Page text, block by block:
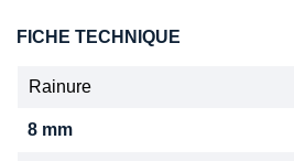
FICHE TECHNIQUE
Rainure
8 mm